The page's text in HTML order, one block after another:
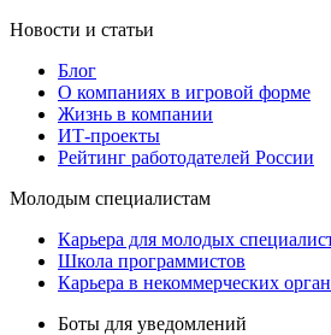
Новости и статьи
Блог
О компаниях в игровой форме
Жизнь в компании
ИТ-проекты
Рейтинг работодателей России
Молодым специалистам
Карьера для молодых
Школа программистов
Карьера в некоммерческих
Боты для уведомлений